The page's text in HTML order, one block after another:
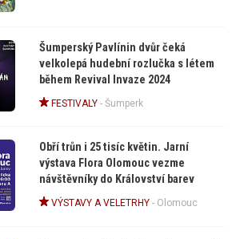
Šumperský Pavlínin dvůr čeká
velkolepá hudební rozlučka s létem
během Revival Invaze 2024
FESTIVALY- Šumperk
Obří trůn i 25 tisíc květin. Jarní
výstava Flora Olomouc vezme
návštěvníky do Království barev
VÝSTAVY A VELETRHY- Olomouc